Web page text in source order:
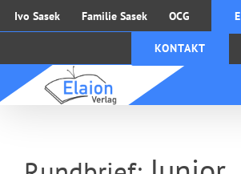
Zum
Inhalt
Ivo Sasek Familie Sasek OCG
KONTAKT